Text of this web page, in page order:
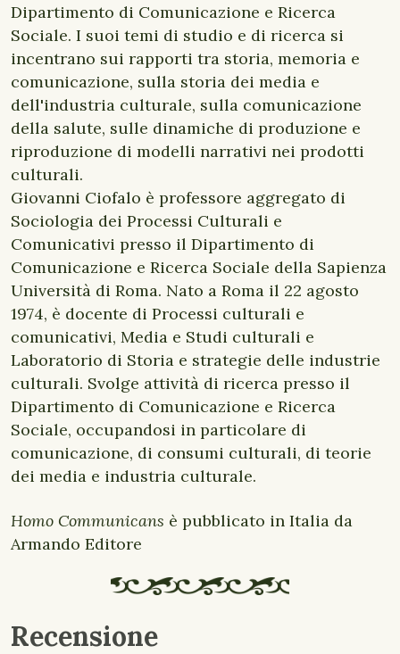
Dipartimento di Comunicazione e Ricerca
Sociale. I suoi temi di studio e di ricerca si
incentrano sui rapporti tra storia, memoria e
comunicazione, sulla storia dei media e
dell'industria culturale, sulla comunicazione
della salute, sulle dinamiche di produzione e
riproduzione di modelli narrativi nei prodotti
culturali.
Giovanni Ciofalo è professore aggregato di
Sociologia dei Processi Culturali e
Comunicativi presso il Dipartimento di
Comunicazione e Ricerca Sociale della Sapienza
Università di Roma. Nato a Roma il 22 agosto
1974, è docente di Processi culturali e
comunicativi, Media e Studi culturali e
Laboratorio di Storia e strategie delle industrie
culturali. Svolge attività di ricerca presso il
Dipartimento di Comunicazione e Ricerca
Sociale, occupandosi in particolare di
comunicazione, di consumi culturali, di teorie
dei media e industria culturale.
Homo Communicans è pubblicato in Italia da
Armando Editore
Recensione